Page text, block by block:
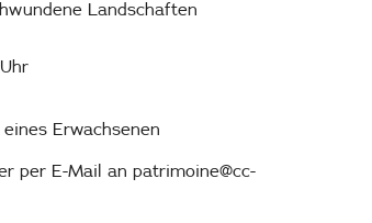
Landschaften
eines Erwachsenen
per E-Mail an patrimoine@cc-